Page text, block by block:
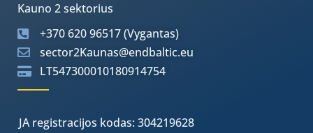
Kauno 2 sektorius
+370 620 96517 (Vygantas)
sector2Kaunas@endbaltic.eu
LT547300010180914754
JA registracijos kodas: 304219628